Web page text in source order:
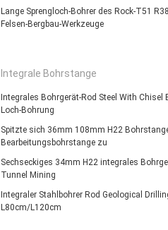
Lange Sprengloch-Bohrer des Rock-T51
Felsen-Bergbau-Werkzeuge
Integrale Bohrstange
Integrales Bohrgerät-Rod Steel With
Loch-Bohrung
Spitzte sich 36mm 108mm H22
Bearbeitungsbohrstange zu
Sechseckiges 34mm H22 integrales
Tunnel Mining
Integraler Stahlbohrer Rod Geological
L80cm/L120cm